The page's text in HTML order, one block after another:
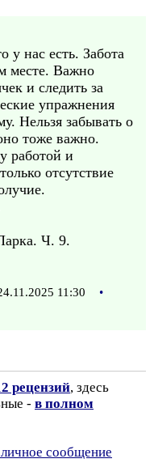
у нас есть. Забота
месте. Важно
и следить за
упражнения
Нельзя забывать о
тоже важно.
работой и
отсутствие
Ч. 9.
11:30
•
рецензий, здесь
- в полном
сообщение